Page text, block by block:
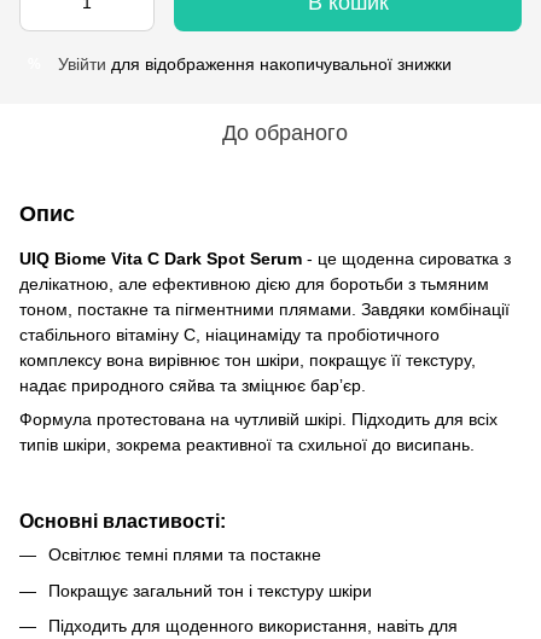
Увійти для відображення накопичувальної знижки
До обраного
Опис
UIQ Biome Vita C Dark Spot Serum - це щоденна сироватка з
делікатною, але ефективною дією для боротьби з тьмяним
тоном, постакне та пігментними плямами. Завдяки комбінації
стабільного вітаміну С, ніацинаміду та пробіотичного
комплексу вона вирівнює тон шкіри, покращує її текстуру,
надає природного сяйва та зміцнює барʼєр.
Формула протестована на чутливій шкірі. Підходить для всіх
типів шкіри, зокрема реактивної та схильної до висипань.
Основні властивості:
Освітлює темні плями та постакне
Покращує загальний тон і текстуру шкіри
Підходить для щоденного використання, навіть для